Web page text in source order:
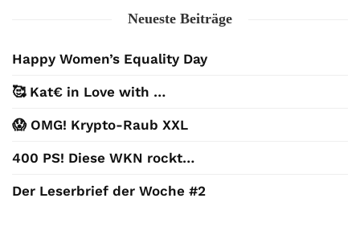
Neueste Beiträge
Happy Women’s Equality Day
🥰 Kat€ in Love with …
😱 OMG! Krypto-Raub XXL
400 PS! Diese WKN rockt…
Der Leserbrief der Woche #2